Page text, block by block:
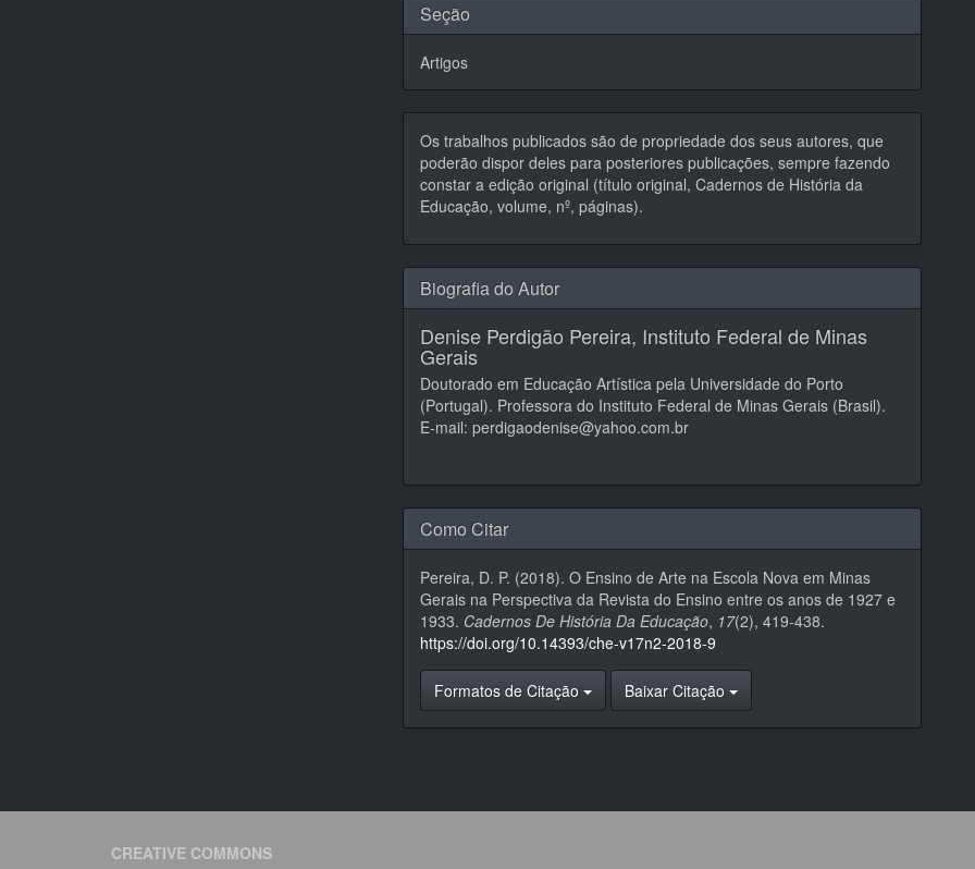
Seção
Artigos
Os trabalhos publicados são de propriedade dos seus autores, que
poderão dispor deles para posteriores publicações, sempre fazendo
constar a edição original (título original, Cadernos de História da
Educação, volume, nº, páginas).
Biografia do Autor
Denise Perdigão Pereira, Instituto Federal de Minas
Gerais
Doutorado em Educação Artística pela Universidade do Porto
(Portugal). Professora do Instituto Federal de Minas Gerais (Brasil).
E-mail: perdigaodenise@yahoo.com.br
Como Citar
Pereira, D. P. (2018). O Ensino de Arte na Escola Nova em Minas
Gerais na Perspectiva da Revista do Ensino entre os anos de 1927 e
1933. Cadernos De História Da Educação, 17(2), 419-438.
https://doi.org/10.14393/che-v17n2-2018-9
Formatos de Citação Baixar Citação
CREATIVE COMMONS